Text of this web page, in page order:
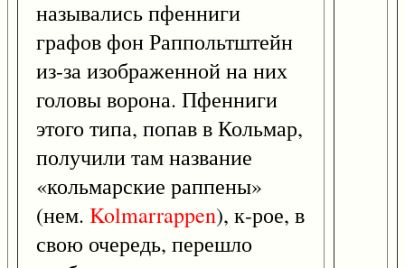
назывались пфенниги
графов фон Раппольтштейн
из-за изображенной на них
головы ворона. Пфенниги
этого типа, попав в Кольмар,
получили там название
«кольмарские раппены»
(нем. Kolmarrappen), к-рое, в
свою очередь, перешло